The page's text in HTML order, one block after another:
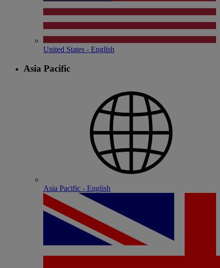
United States - English
Asia Pacific
Asia Pacific - English